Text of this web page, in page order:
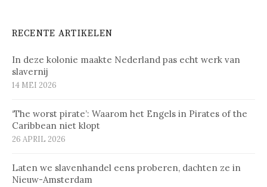
RECENTE ARTIKELEN
In deze kolonie maakte Nederland pas echt werk van
slavernij
14 MEI 2026
‘The worst pirate’: Waarom het Engels in Pirates of the
Caribbean niet klopt
26 APRIL 2026
Laten we slavenhandel eens proberen, dachten ze in
Nieuw-Amsterdam